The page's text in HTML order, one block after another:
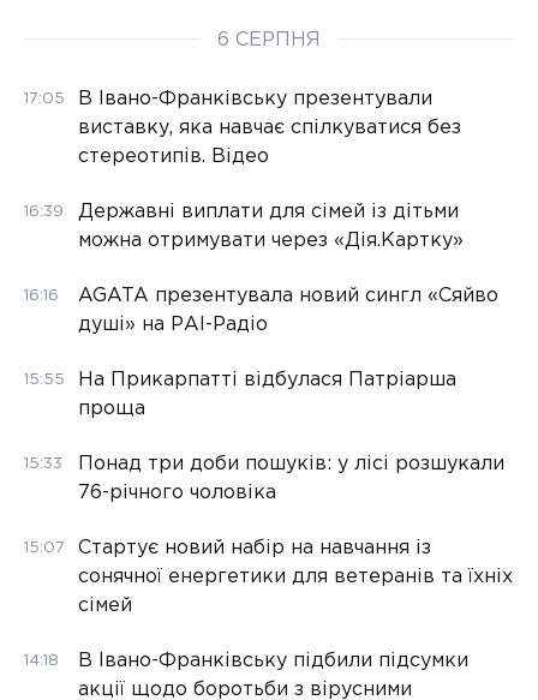
6 СЕРПНЯ
17:05
В Івано-Франківську презентували
виставку, яка навчає спілкуватися без
стереотипів. Відео
16:39
Державні виплати для сімей із дітьми
можна отримувати через «Дія.Картку»
16:16
AGATA презентувала новий сингл «Сяйво
душі» на РАІ-Радіо
15:55
На Прикарпатті відбулася Патріарша
проща
15:33
Понад три доби пошуків: у лісі розшукали
76-річного чоловіка
15:07
Стартує новий набір на навчання із
сонячної енергетики для ветеранів та їхніх
сімей
14:18
В Івано-Франківську підбили підсумки
акції щодо боротьби з вірусними